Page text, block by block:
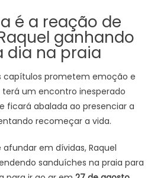
é a reação de
ganhando
dia na praia
capítulos prometem emoção e
terá um encontro inesperado
ficará abalada ao presenciar a
recomeçar a vida.
afundar em dívidas, Raquel
sanduíches na praia para